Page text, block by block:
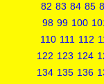
82 83 84 85
98 99 100
110 111 112
122 123 124
134 135 136